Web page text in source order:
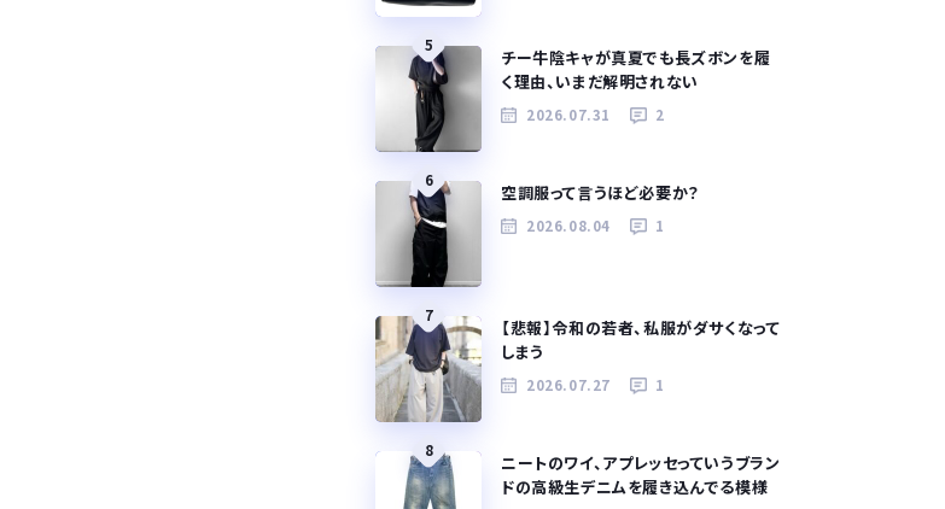
5
チー牛陰キャが真夏でも長ズボンを履
く理由、いまだ解明されない
2026.07.31 2
6
空調服って言うほど必要か？
2026.08.04 1
7
【悲報】令和の若者、私服がダサくなって
しまう
2026.07.27 1
8
ニートのワイ、アプレッセっていうブラン
ドの高級生デニムを履き込んでる模様